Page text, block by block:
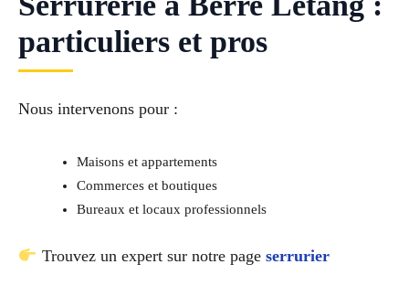
particuliers et pros
Nous intervenons pour :
Maisons et appartements
Commerces et boutiques
Bureaux et locaux professionnels
Trouvez un expert sur notre page serrurier